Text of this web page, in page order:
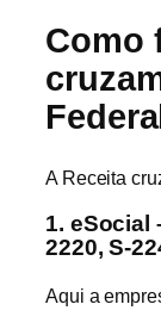
Como
A Receita
1. eSocial
2220, S-
Aqui a